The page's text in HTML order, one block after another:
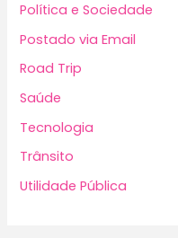
Política e Sociedade
Postado via Email
Road Trip
Saúde
Tecnologia
Trânsito
Utilidade Pública